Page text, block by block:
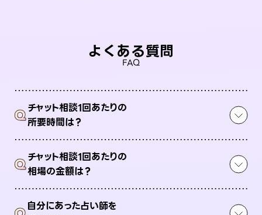
よくある質問
FAQ
Qチャット相談1回あたりの
所要時間は？
Qチャット相談1回あたりの
相場の金額は？
自分にあった占い師を